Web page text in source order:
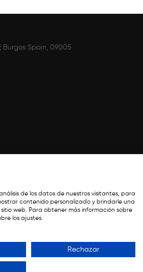
Burgos Spain, 09005
Europea – NextGenerationEU
Por CoquelicotFlores
de los datos de nuestros visitantes, para
contenido personalizado y brindarle una
web. Para obtener más información sobre
los ajustes.
Rechazar